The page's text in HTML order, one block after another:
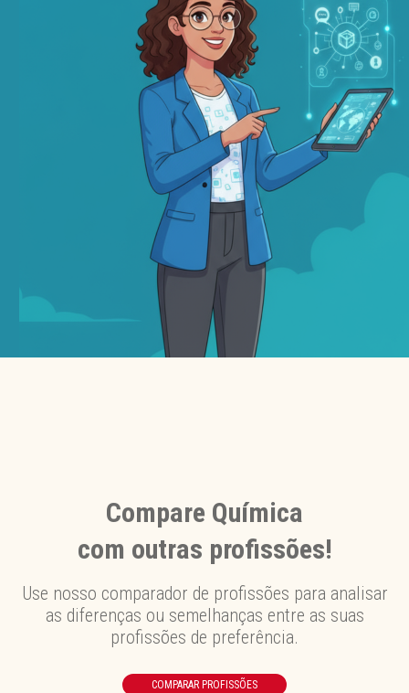
Compare Química
com outras profissões!
Use nosso comparador de profissões para analisar
as diferenças ou semelhanças entre as suas
profissões de preferência.
COMPARAR PROFISSÕES